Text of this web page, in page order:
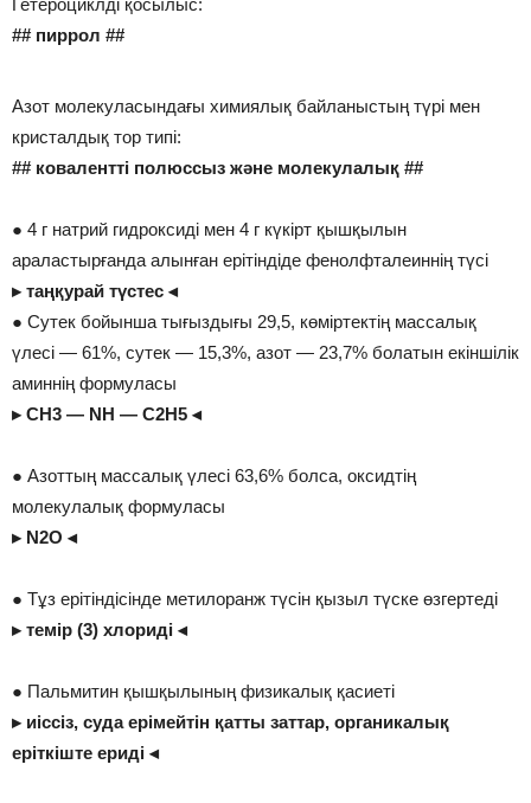
Гетероциклді қосылыс:
## пиррол ##
Азот молекуласындағы химиялық байланыстың түрі мен
кристалдық тор типі:
## ковалентті полюссыз және молекулалық ##
● 4 г натрий гидроксиді мен 4 г күкірт қышқылын
араластырғанда алынған ерітіндіде фенолфталеиннің түсі
▸ таңқурай түстес ◂
● Сутек бойынша тығыздығы 29,5, көміртектің массалық
үлесі — 61%, сутек — 15,3%, азот — 23,7% болатын екіншілік
аминнің формуласы
▸ CH3 — NH — C2H5 ◂
● Азоттың массалық үлесі 63,6% болса, оксидтің
молекулалық формуласы
▸ N2O ◂
● Тұз ерітіндісінде метилоранж түсін қызыл түске өзгертеді
▸ темір (3) хлориді ◂
● Пальмитин қышқылының физикалық қасиеті
▸ иіссіз, суда ерімейтін қатты заттар, органикалық
еріткіште ериді ◂